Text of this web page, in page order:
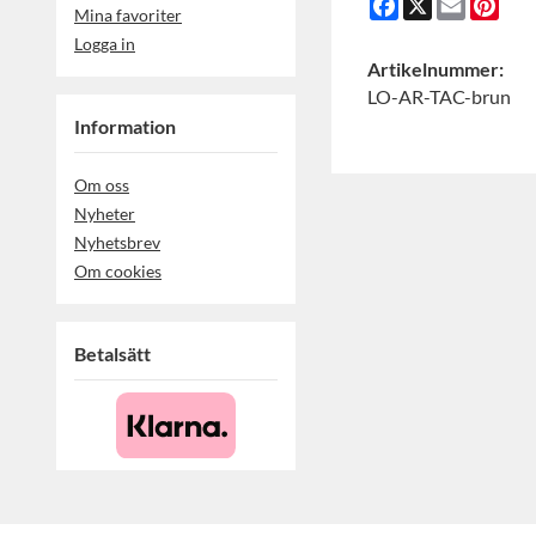
Mina favoriter
Logga in
Information
Om oss
Nyheter
Nyhetsbrev
Om cookies
Betalsätt
Artikelnummer:
LO-AR-TAC-brun